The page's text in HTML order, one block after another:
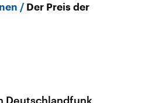
Der Preis der
Deutschlandfunk